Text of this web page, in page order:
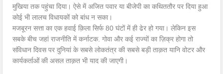
मुखिया तक पहुंचा दिया। ऐसे में अजित पवार या बीजेपी का कथिततौर पर दिया हुआ
कोई भी लालच विधायकों को बांध न सका।
मजबूरन सत्ता का एक हवाई क़िला सिर्फ 80 घंटों में ही ढेर हो गया। लेकिन इस
सबके बीच जहां राजनीति में कर्नाटक. गोवा और कई राज्यों का ज़िक्र होगा तो
संविधान दिवस पर दुनियां के सबसे लोकतंत्र की सबसे बड़ी ताक़त यानि वोटर और
कार्यकर्ताओं की असल ताक़त भी याद की जाएगी।